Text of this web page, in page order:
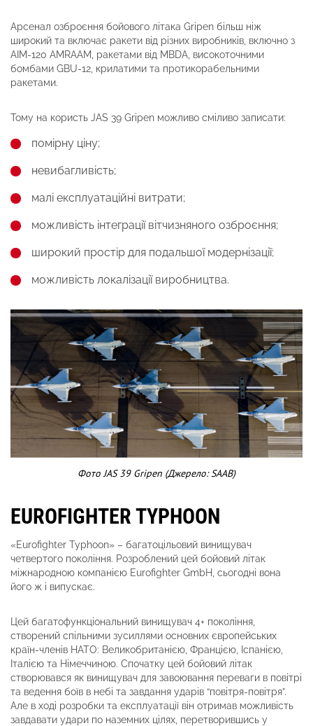
Арсенал озброєння бойового літака Gripen більш ніж
широкий та включає ракети від різних виробників, включно з
AIM-120 AMRAAM, ракетами від MBDA, високоточними
бомбами GBU-12, крилатими та протикорабельними
ракетами.
Тому на користь JAS 39 Gripen можливо сміливо записати:
помірну ціну;
невибагливість;
малі експлуатаційні витрати;
можливість інтеграції вітчизняного озброєння;
широкий простір для подальшої модернізації;
можливість локалізації виробництва.
Фото JAS 39 Gripen (Джерело: SAAB)
EUROFIGHTER TYPHOON
«Eurofighter Typhoon» – багатоцільовий винищувач
четвертого покоління. Розроблений цей бойовий літак
міжнародною компанією Eurofighter GmbH, сьогодні вона
його ж і випускає.
Цей багатофункціональний винищувач 4+ покоління,
створений спільними зусиллями основних європейських
країн-членів НАТО: Великобританією, Францією, Іспанією,
Італією та Німеччиною. Спочатку цей бойовий літак
створювався як винищувач для завоювання переваги в повітрі
та ведення боїв в небі та завдання ударів “повітря-повітря”.
Але в ході розробки та експлуатації він отримав можливість
завдавати удари по наземних цілях, перетворившись у